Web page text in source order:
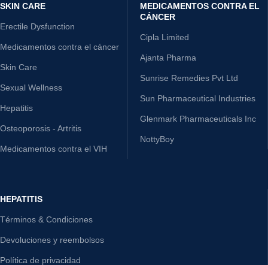
SKIN CARE
Erectile Dysfunction
Medicamentos contra el cáncer
Skin Care
Sexual Wellness
Hepatitis
Osteoporosis - Artritis
Medicamentos contra el VIH
MEDICAMENTOS CONTRA EL
CÁNCER
Cipla Limited
Ajanta Pharma
Sunrise Remedies Pvt Ltd
Sun Pharmaceutical Industries
Glenmark Pharmaceuticals Inc
NottyBoy
HEPATITIS
Términos & Condiciones
Devoluciones y reembolsos
Política de privacidad